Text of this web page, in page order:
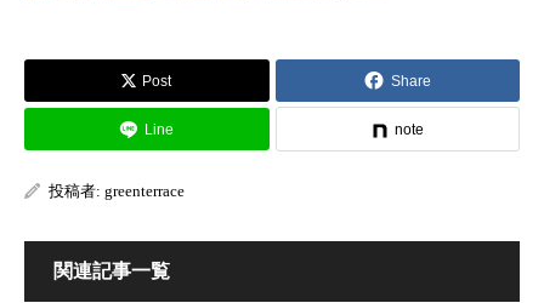
Post Share
Line note
投稿者: greenterrace
関連記事一覧